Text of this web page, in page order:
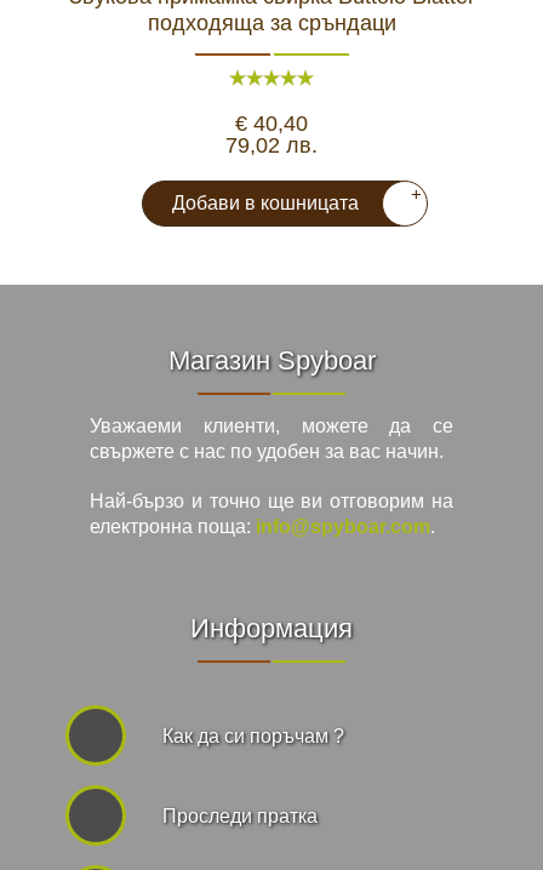
подходяща за сръндаци
€ 40,40
79,02 лв.
Добави в кошницата +
Магазин Spyboar
Уважаеми клиенти, можете да се
свържете с нас по удобен за вас начин.
Най-бързо и точно ще ви отговорим на
електронна поща: info@spyboar.com.
Информация
Как да си поръчам ?
Проследи пратка